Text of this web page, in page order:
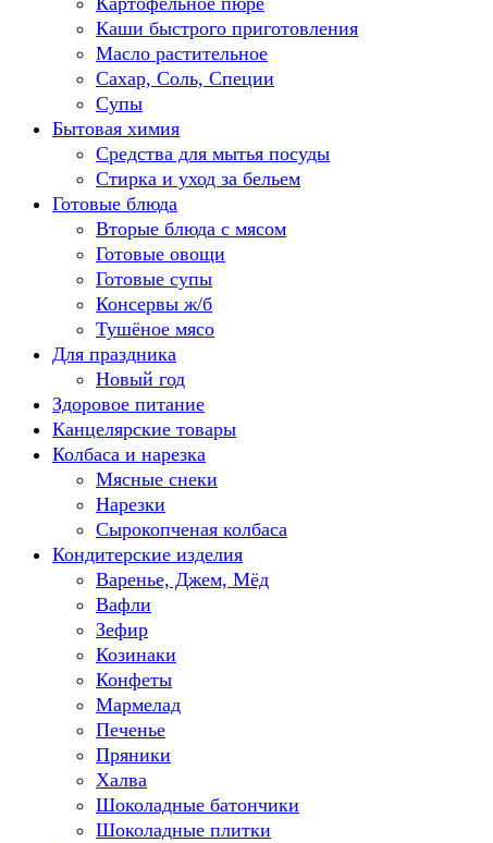
Каши быстрого приготовления
Масло растительное
Сахар, Соль, Специи
Супы
Бытовая химия
Средства для мытья посуды
Стирка и уход за бельем
Готовые блюда
Вторые блюда с мясом
Готовые овощи
Готовые супы
Консервы ж/б
Тушёное мясо
Для праздника
Новый год
Здоровое питание
Канцелярские товары
Колбаса и нарезка
Мясные снеки
Нарезки
Сырокопченая колбаса
Кондитерские изделия
Варенье, Джем, Мёд
Вафли
Зефир
Козинаки
Конфеты
Мармелад
Печенье
Пряники
Халва
Шоколадные батончики
Шоколадные плитки